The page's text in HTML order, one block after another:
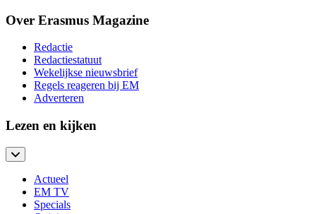
Over Erasmus Magazine
Redactie
Redactiestatuut
Wekelijkse nieuwsbrief
Regels reageren bij EM
Adverteren
Lezen en kijken
Actueel
EM TV
Specials